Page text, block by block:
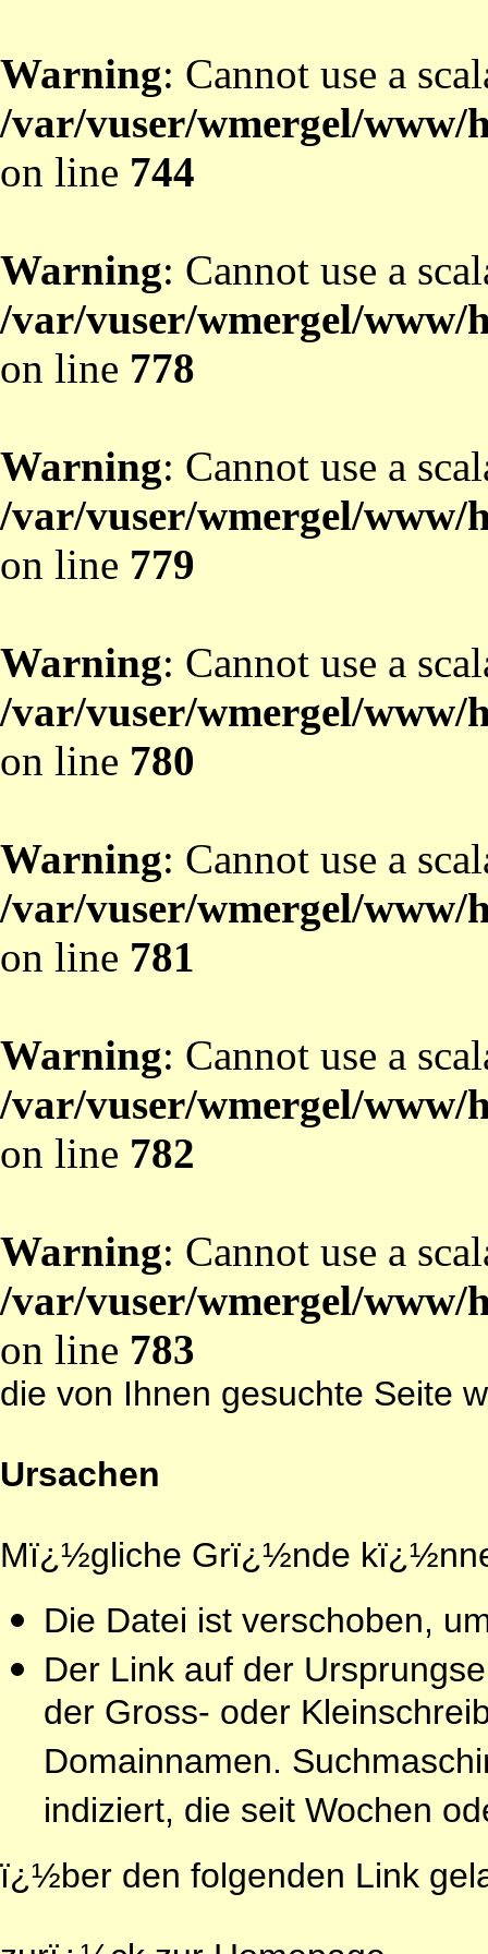
Warning: Cannot use a
/var/vuser/wmergel/
on line 744
Warning: Cannot use a
/var/vuser/wmergel/
on line 778
Warning: Cannot use a
/var/vuser/wmergel/
on line 779
Warning: Cannot use a
/var/vuser/wmergel/
on line 780
Warning: Cannot use a
/var/vuser/wmergel/
on line 781
Warning: Cannot use a
/var/vuser/wmergel/
on line 782
Warning: Cannot use a
/var/vuser/wmergel/
on line 783
die von Ihnen gesuchte Seite
Ursachen
Mï¿½gliche Grï¿½nde
Die Datei ist verschoben,
Der Link auf der
der Gross- oder
Domainnamen.
indiziert, die seit Wochen
ï¿½ber den folgenden Link